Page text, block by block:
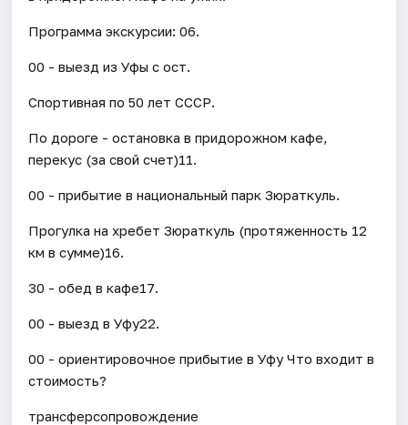
Программа экскурсии: 06.
00 - выезд из Уфы с ост.
Спортивная по 50 лет СССР.
По дороге - остановка в придорожном кафе,
перекус (за свой счет)11.
00 - прибытие в национальный парк Зюраткуль.
Прогулка на хребет Зюраткуль (протяженность 12
км в сумме)16.
30 - обед в кафе17.
00 - выезд в Уфу22.
00 - ориентировочное прибытие в Уфу Что входит в
стоимость?
трансферсопровождение